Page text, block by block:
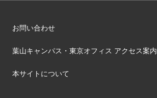
お問い合わせ
葉山キャンパス・東京オフィス アクセス案内
本サイトについて